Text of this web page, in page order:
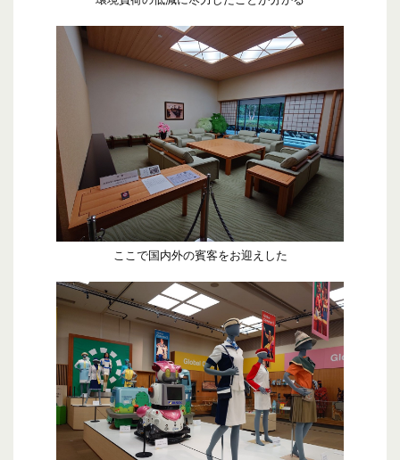
ここで国内外の賓客をお迎えした